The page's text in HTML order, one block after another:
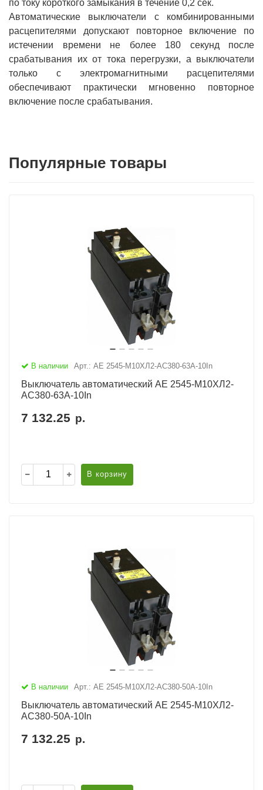
по току короткого замыкания в течение 0,2 сек.
Автоматические выключатели с комбинированными
расцепителями допускают повторное включение по
истечении времени не более 180 секунд после
срабатывания их от тока перегрузки, а выключатели
только с электромагнитными расцепителями
обеспечивают практически мгновенно повторное
включение после срабатывания.
Популярные товары
В наличии Арт.: АЕ 2545-М10ХЛ2-AC380-63А-10In
Выключатель автоматический АЕ 2545-М10ХЛ2-
AC380-63А-10In
7 132.25 р.
В корзину
В наличии Арт.: АЕ 2545-М10ХЛ2-AC380-50А-10In
Выключатель автоматический АЕ 2545-М10ХЛ2-
AC380-50А-10In
7 132.25 р.